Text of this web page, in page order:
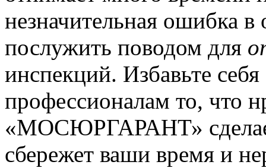
незначительная ошибка
послужить поводом для
инспекций. Избавьте
профессионалам то, что
«МОСЮРГАРАНТ»
сбережет ваши время и